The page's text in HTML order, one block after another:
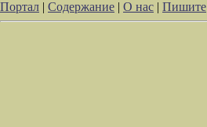
Портал | Содержание | О нас | Пишите